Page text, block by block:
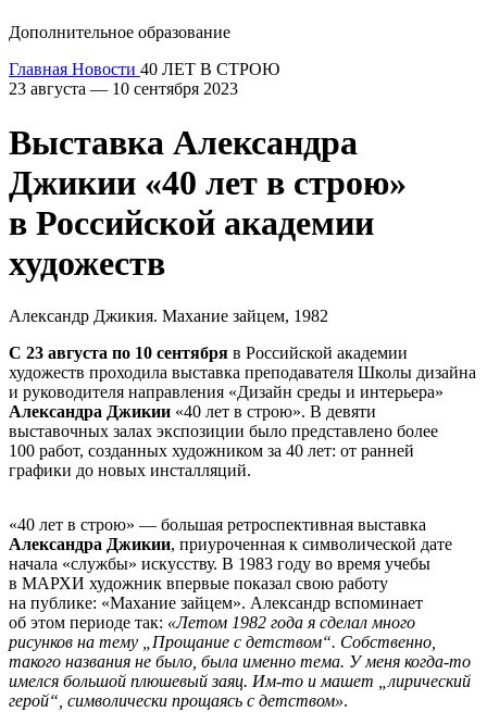
Дополнительное образование
Главная Новости 40 ЛЕТ В СТРОЮ
23 августа — 10 сентября 2023
Выставка Александра
Джикии «40 лет в строю»
в Российской академии
художеств
Александр Джикия. Махание зайцем, 1982
С 23 августа по 10 сентября в Российской академии
художеств проходила выставка преподавателя Школы дизайна
и руководителя направления «Дизайн среды и интерьера»
Александра Джикии «40 лет в строю». В девяти
выставочных залах экспозиции было представлено более
100 работ, созданных художником за 40 лет: от ранней
графики до новых инсталляций.
«40 лет в строю» — большая ретроспективная выставка
Александра Джикии, приуроченная к символической дате
начала «службы» искусству. В 1983 году во время учебы
в МАРХИ художник впервые показал свою работу
на публике: «Махание зайцем». Александр вспоминает
об этом периоде так: «Летом 1982 года я сделал много
рисунков на тему „Прощание с детством“. Собственно,
такого названия не было, была именно тема. У меня когда-то
имелся большой плюшевый заяц. Им-то и машет „лирический
герой“, символически прощаясь с детством».